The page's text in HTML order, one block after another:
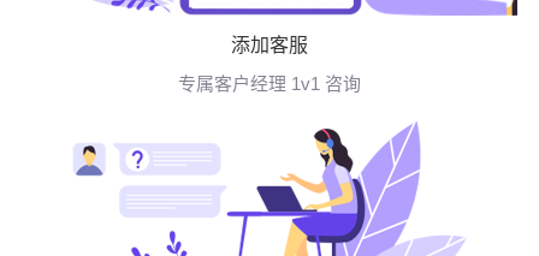
添加客服
专属客户经理 1v1 咨询